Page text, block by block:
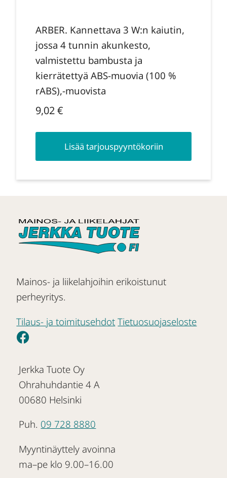
ARBER. Kannettava 3 W:n kaiutin,
jossa 4 tunnin akunkesto,
valmistettu bambusta ja
kierrätettyä ABS-muovia (100 %
rABS),-muovista
9,02€
Lisää tarjouspyyntökoriin
Mainos- ja liikelahjoihin erikoistunut
perheyritys.
Tilaus- ja toimitusehdot Tietuosuojaseloste
Jerkka Tuote Oy
Ohrahuhdantie 4 A
00680 Helsinki
Puh. 09 728 8880
Myyntinäyttely avoinna
ma–pe klo 9.00–16.00